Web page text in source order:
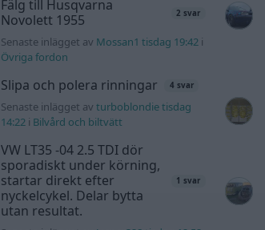
Fälg till Husqvarna
Novolett 1955
2 svar
Senaste inlägget av Mossan1 tisdag 19:42 i
Övriga fordon
Slipa och polera rinningar 4 svar
Senaste inlägget avturboblondie tisdag
14:22 i Bilvård och biltvätt
VW LT35 -04 2.5 TDI dör
sporadiskt under körning,
startar direkt efter
nyckelcykel. Delar bytta
utan resultat.
1 svar